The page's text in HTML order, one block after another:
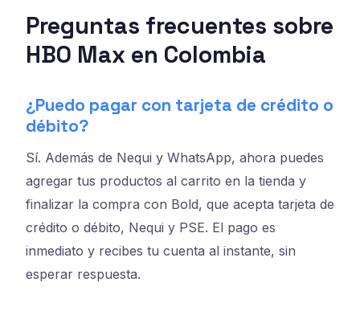
Preguntas frecuentes sobre
HBO Max en Colombia
¿Puedo pagar con tarjeta de crédito o
débito?
Sí. Además de Nequi y WhatsApp, ahora puedes
agregar tus productos al carrito en la tienda y
finalizar la compra con Bold, que acepta tarjeta de
crédito o débito, Nequi y PSE. El pago es
inmediato y recibes tu cuenta al instante, sin
esperar respuesta.